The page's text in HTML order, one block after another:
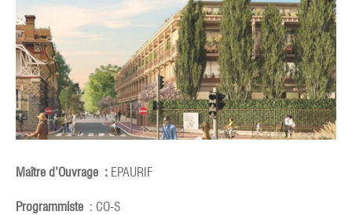
Maître d’Ouvrage : EPAURIF
Programmiste : CO-S